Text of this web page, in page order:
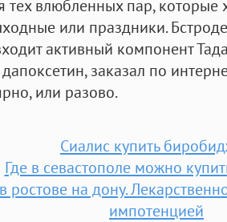
тех влюбленных пар, которые
или праздники.
активный компонент
заказал по
или разово.
Сиалис купить
Где в севастополе можно
ростове на дону.
импотенцией